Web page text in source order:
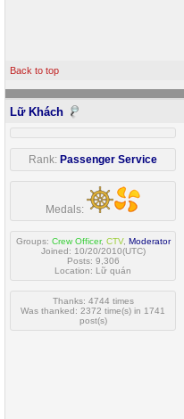
Back to top
Lữ Khách
Rank: Passenger Service
Medals:
Groups: Crew Officer, CTV, Moderator
Joined: 10/20/2010(UTC)
Posts: 9,306
Location: Lữ quán
Thanks: 4744 times
Was thanked: 2372 time(s) in 1741
post(s)